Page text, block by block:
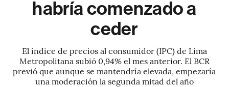
habría comenzado a
ceder
El índice de precios al consumidor (IPC) de Lima
Metropolitana subió 0,94% el mes anterior. El BCR
previó que aunque se mantendría elevada, empezaría
una moderación la segunda mitad del año